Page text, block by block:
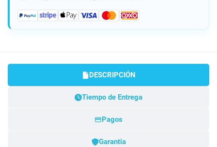
DESCRIPCIÓN
Tiempo de Entrega
Pagos
Garantia